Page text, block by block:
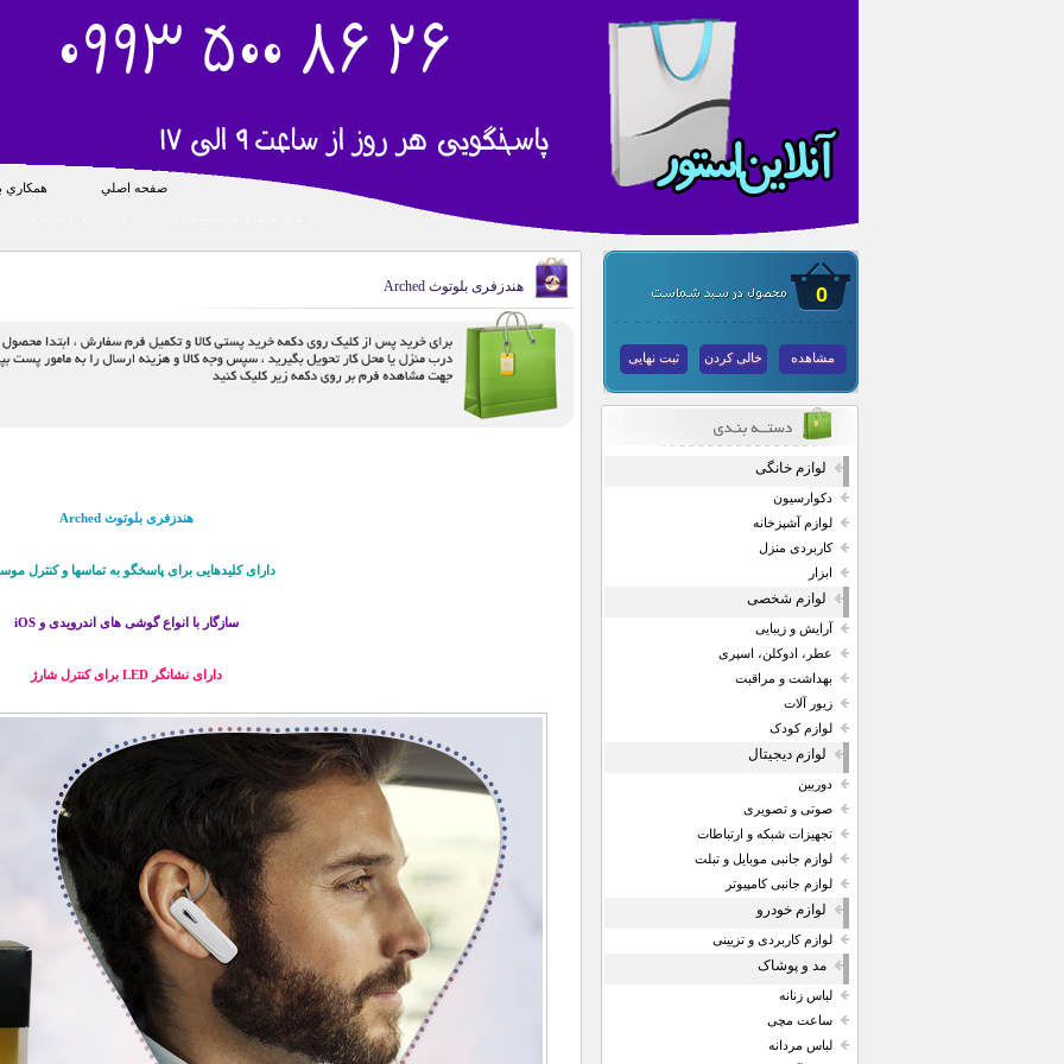
صفحه اصلي همکاري
0
مشاهده خالی کردن ثبت نهایی
لوازم خانگی
دکوارسیون
لوازم آشپزخانه
کاربردی منزل
ابزار
لوازم شخصی
آرایش و زیبایی
عطر، ادوکلن، اسپری
بهداشت و مراقبت
زیور آلات
لوازم کودک
لوازم دیجیتال
دوربین
صوتی و تصویری
تجهیزات شبکه و ارتباطات
لوازم جانبی موبایل و تبلت
لوازم جانبی کامپیوتر
لوازم خودرو
لوازم کاربردی و تزیینی
مد و پوشاک
لباس زنانه
ساعت مچی
لباس مردانه
هندزفری بلوتوث Arched
هندزفری بلوتوث Arched
دارای کلیدهایی برای پاسخگو به تماسها و کنترل
سازگار با انواع گوشی های اندرویدی و iOS
دارای نشانگر LED برای کنترل شارژ